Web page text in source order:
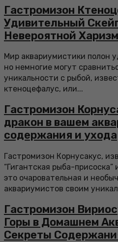
Гастромизон
Удивительный
Невероятной
Мир аквариумистики полон
но немногие могут
уникальности с рыбой,
ктеноцефалус, или...
Гастромизон
дракон в вашем
содержания и ухода
Гастромизон Корнусакус,
“Гигантская рыба-присоска”
это очаровательная и
аквариумистов своим
Гастромизон
Горы в Домашнем
Секреты